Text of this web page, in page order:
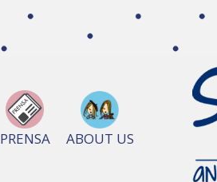
PRENSA ABOUT US